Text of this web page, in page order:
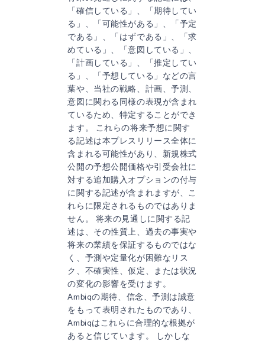
「確信している」、「期待してい
る」、「可能性がある」、「予定
である」、「はずである」、「求
めている」、「意図している」、
「計画している」、「推定してい
る」、「予想している」などの言
葉や、当社の戦略、計画、予測、
意図に関わる同様の表現が含まれ
ているため、特定することができ
ます。 これらの将来予想に関す
る記述は本プレスリリース全体に
含まれる可能性があり、新規株式
公開の予想公開価格や引受会社に
対する追加購入オプションの付与
に関する記述が含まれますが、こ
れらに限定されるものではありま
せん。 将来の見通しに関する記
述は、その性質上、過去の事実や
将来の業績を保証するものではな
く、予測や定量化が困難なリス
ク、不確実性、仮定、または状況
の変化の影響を受けます。
Ambiqの期待、信念、予測は誠意
をもって表明されたものであり、
Ambiqはこれらに合理的な根拠が
あると信じています。 しかしな